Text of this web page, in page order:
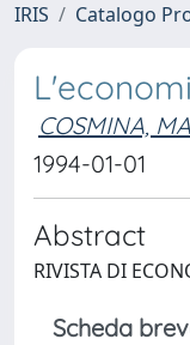
IRIS Catalogo
COSMINA,
1994-01-01
Abstract
RIVISTA DI
Scheda